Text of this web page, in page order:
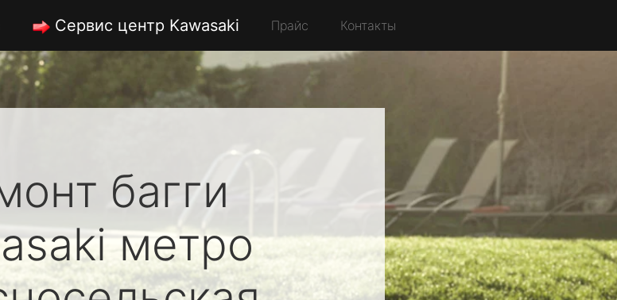
Сервис центр Kawasaki Прайс Контакты
багги
метро